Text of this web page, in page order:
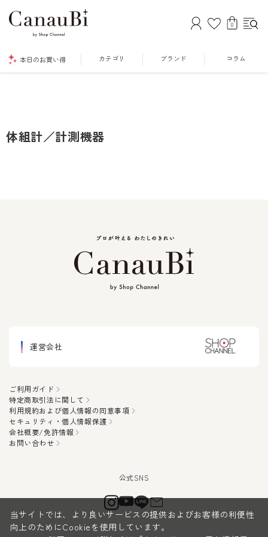
0
本日のお買い得 カテゴリ ブランド コラム
体組計／計測機器
運営会社
ご利用ガイド
特定商取引法に関して
利用規約および個人情報の同意事項
セキュリティ・個人情報保護
会社概要/免許情報
お問い合わせ
当サイトでは、より良いサービスの提供およびお客様の利便性
向上のためにCookieを使用しています。